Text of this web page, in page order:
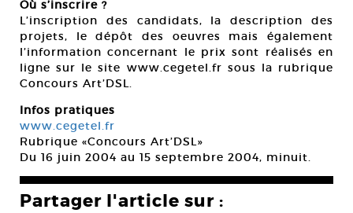
Où s’inscrire ?
L’inscription des candidats, la description des
projets, le dépôt des oeuvres mais également
l’information concernant le prix sont réalisés en
ligne sur le site www.cegetel.fr sous la rubrique
Concours Art’DSL.
Infos pratiques
www.cegetel.fr
Rubrique «Concours Art’DSL»
Du 16 juin 2004 au 15 septembre 2004, minuit.
Partager l'article sur :